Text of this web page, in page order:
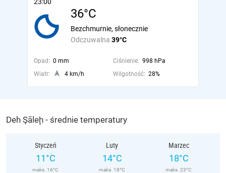
36°C
Odczuwalna 39°C
Bezchmurnie, słonecznie
Opad: 0 mm Ciśnienie: 998 hPa
Wiatr:
4 km/h Wilgotność: 28%
Deh Şāleḩ - średnie temperatury
Styczeń
11°C
maks. 16°C
Luty
14°C
maks. 18°C
Marzec
18°C
maks. 23°C